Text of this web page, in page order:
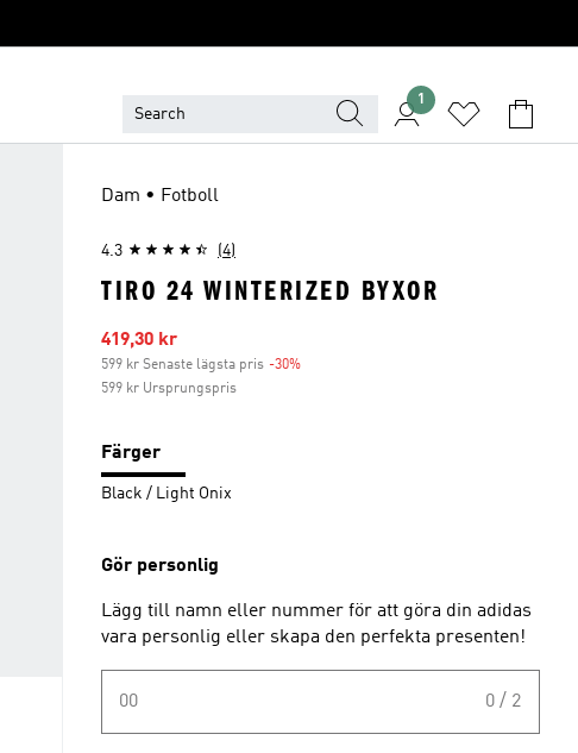
1
Dam • Fotboll
4.3 (4)
TIRO 24 WINTERIZED BYXOR
Reapris
419,30 kr
599 kr Senaste lägsta pris -30%
599 kr Ursprungspris
Färger
Black / Light Onix
Gör personlig
Lägg till namn eller nummer för att göra din adidas
vara personlig eller skapa den perfekta presenten!
00 0 / 2